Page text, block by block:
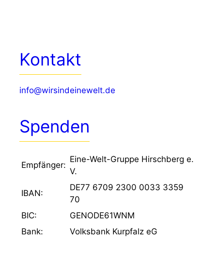
Kontakt
info@wirsindeinewelt.de
Spenden
Empfänger:
Eine-Welt-Gruppe Hirschberg e.
V.
IBAN:
DE77 6709 2300 0033 3359
70
BIC:
GENODE61WNM
Bank:
Volksbank Kurpfalz eG